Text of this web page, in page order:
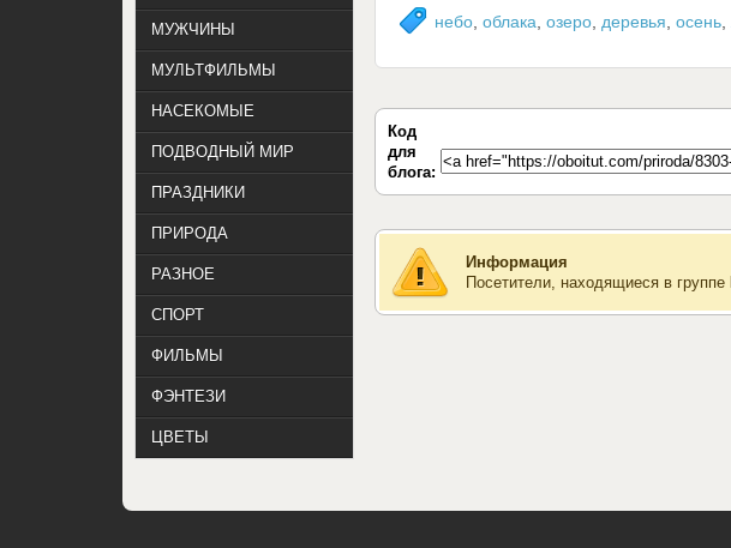
небо облака озеро деревья осень
Код
для
блога:
Информация
Посетители, находящиеся в группе
МУЖЧИНЫ
МУЛЬТФИЛЬМЫ
НАСЕКОМЫЕ
ПОДВОДНЫЙ МИР
ПРАЗДНИКИ
ПРИРОДА
РАЗНОЕ
СПОРТ
ФИЛЬМЫ
ФЭНТЕЗИ
ЦВЕТЫ